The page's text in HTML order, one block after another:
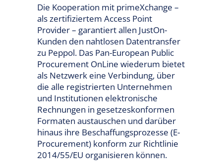
Die Kooperation mit primeXchange –
als zertifiziertem Access Point
Provider – garantiert allen JustOn-
Kunden den nahtlosen Datentransfer
zu Peppol. Das Pan-European Public
Procurement OnLine wiederum bietet
als Netzwerk eine Verbindung, über
die alle registrierten Unternehmen
und Institutionen elektronische
Rechnungen in gesetzeskonformen
Formaten austauschen und darüber
hinaus ihre Beschaffungsprozesse (E-
Procurement) konform zur Richtlinie
2014/55/EU organisieren können.